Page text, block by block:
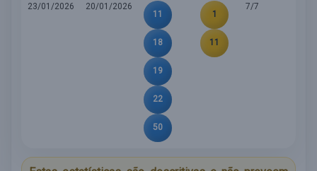
23/01/2026
20/01/2026
11
18
19
22
50
1
11
7/7